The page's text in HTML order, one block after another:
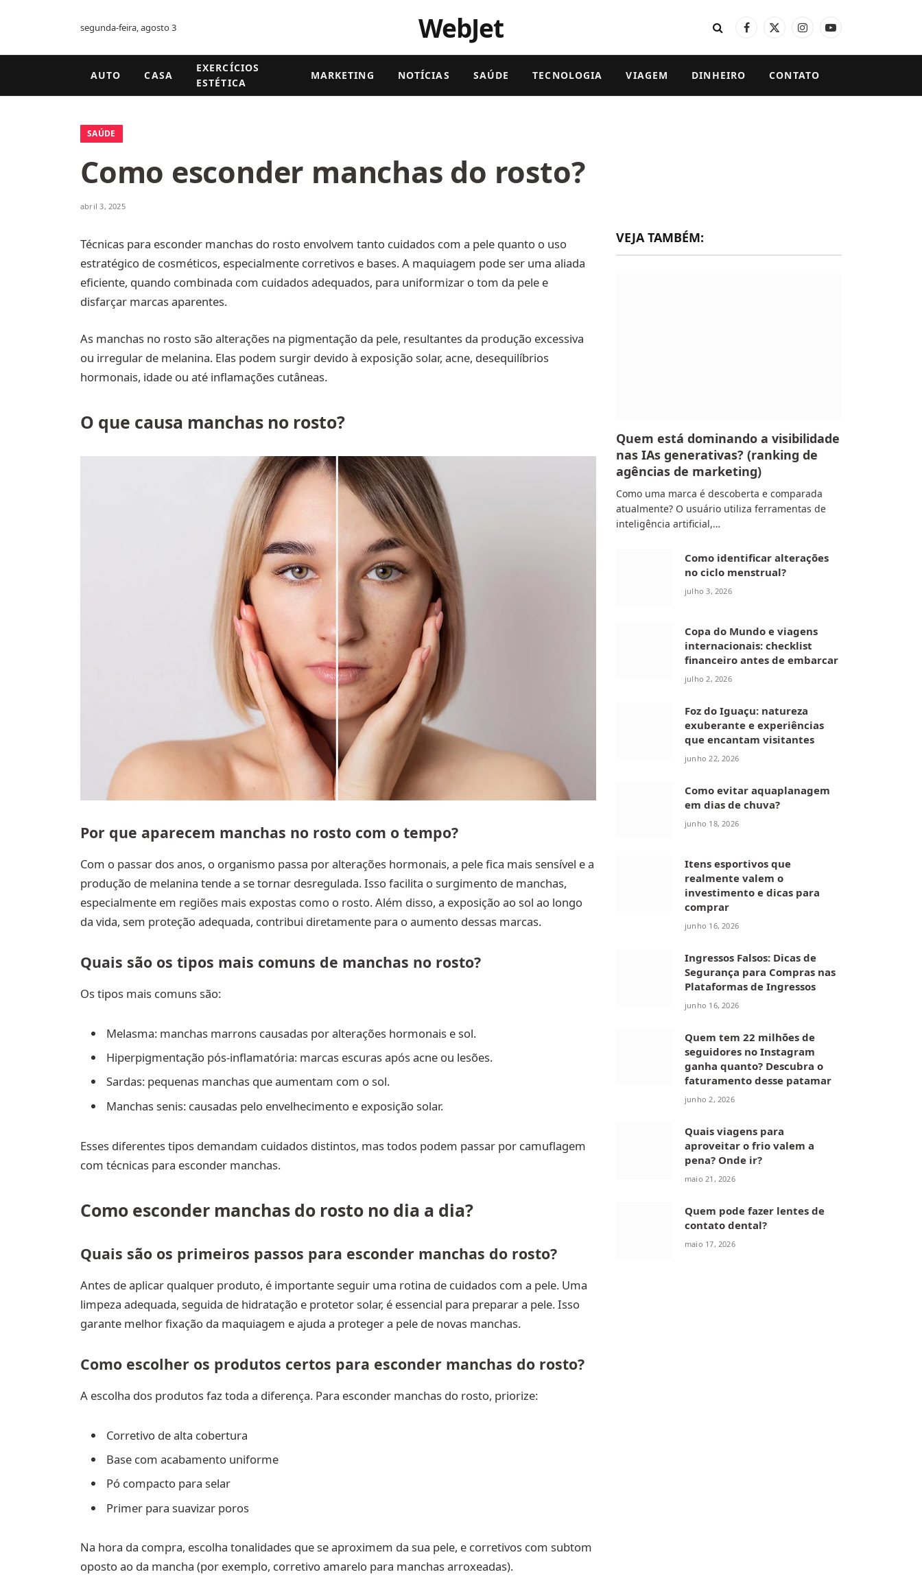
segunda-feira, agosto 3 WebJet Facebook
X
InstagramYouTube
AUTO CASA
EXERCÍCIOS
ESTÉTICA
MARKETING NOTÍCIAS SAÚDE TECNOLOGIA VIAGEM DINHEIRO CONTATO
SAÚDE
Como esconder manchas do rosto?
abril 3, 2025
Técnicas para esconder manchas do rosto envolvem tanto cuidados com a pele quanto o uso
estratégico de cosméticos, especialmente corretivos e bases. A maquiagem pode ser uma aliada
eficiente, quando combinada com cuidados adequados, para uniformizar o tom da pele e
disfarçar marcas aparentes.
As manchas no rosto são alterações na pigmentação da pele, resultantes da produção excessiva
ou irregular de melanina. Elas podem surgir devido à exposição solar, acne, desequilíbrios
hormonais, idade ou até inflamações cutâneas.
O que causa manchas no rosto?
Por que aparecem manchas no rosto com o tempo?
Com o passar dos anos, o organismo passa por alterações hormonais, a pele fica mais sensível e a
produção de melanina tende a se tornar desregulada. Isso facilita o surgimento de manchas,
especialmente em regiões mais expostas como o rosto. Além disso, a exposição ao sol ao longo
da vida, sem proteção adequada, contribui diretamente para o aumento dessas marcas.
Quais são os tipos mais comuns de manchas no rosto?
Os tipos mais comuns são:
Melasma: manchas marrons causadas por alterações hormonais e sol.
Hiperpigmentação pós-inflamatória: marcas escuras após acne ou lesões.
Sardas: pequenas manchas que aumentam com o sol.
Manchas senis: causadas pelo envelhecimento e exposição solar.
Esses diferentes tipos demandam cuidados distintos, mas todos podem passar por camuflagem
com técnicas para esconder manchas.
Como esconder manchas do rosto no dia a dia?
Quais são os primeiros passos para esconder manchas do rosto?
Antes de aplicar qualquer produto, é importante seguir uma rotina de cuidados com a pele. Uma
limpeza adequada, seguida de hidratação e protetor solar, é essencial para preparar a pele. Isso
garante melhor fixação da maquiagem e ajuda a proteger a pele de novas manchas.
Como escolher os produtos certos para esconder manchas do rosto?
A escolha dos produtos faz toda a diferença. Para esconder manchas do rosto, priorize:
Corretivo de alta cobertura
Base com acabamento uniforme
Pó compacto para selar
Primer para suavizar poros
Na hora da compra, escolha tonalidades que se aproximem da sua pele, e corretivos com subtom
oposto ao da mancha (por exemplo, corretivo amarelo para manchas arroxeadas).
VEJA TAMBÉM:
Quem está dominando a visibilidade
nas IAs generativas? (ranking de
agências de marketing)
Como uma marca é descoberta e comparada
atualmente? O usuário utiliza ferramentas de
inteligência artificial,…
Como identificar alterações
no ciclo menstrual?
julho 3, 2026
Copa do Mundo e viagens
internacionais: checklist
financeiro antes de embarcar
julho 2, 2026
Foz do Iguaçu: natureza
exuberante e experiências
que encantam visitantes
junho 22, 2026
Como evitar aquaplanagem
em dias de chuva?
junho 18, 2026
Itens esportivos que
realmente valem o
investimento e dicas para
comprar
junho 16, 2026
Ingressos Falsos: Dicas de
Segurança para Compras nas
Plataformas de Ingressos
junho 16, 2026
Quem tem 22 milhões de
seguidores no Instagram
ganha quanto? Descubra o
faturamento desse patamar
junho 2, 2026
Quais viagens para
aproveitar o frio valem a
pena? Onde ir?
maio 21, 2026
Quem pode fazer lentes de
contato dental?
maio 17, 2026